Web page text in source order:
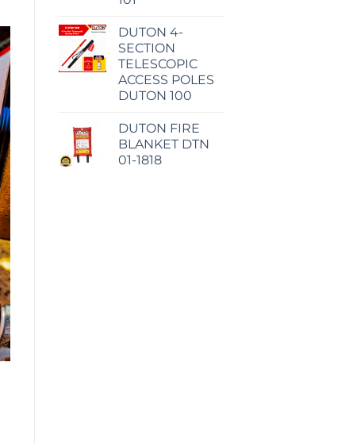
DUTON 4-
SECTION
TELESCOPIC
ACCESS POLES
DUTON 100
DUTON FIRE
BLANKET DTN
01-1818